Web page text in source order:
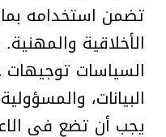
تضمن استخدامه
الأخلاقية
السياسات
البيانات،
يجب أن تضع في